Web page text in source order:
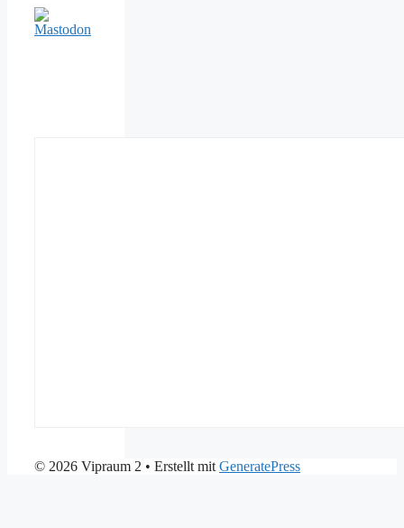
© 2026 Vipraum 2 • Erstellt mit GeneratePress